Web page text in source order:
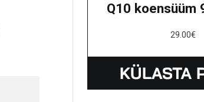
Q10 koensüüm
29.00€